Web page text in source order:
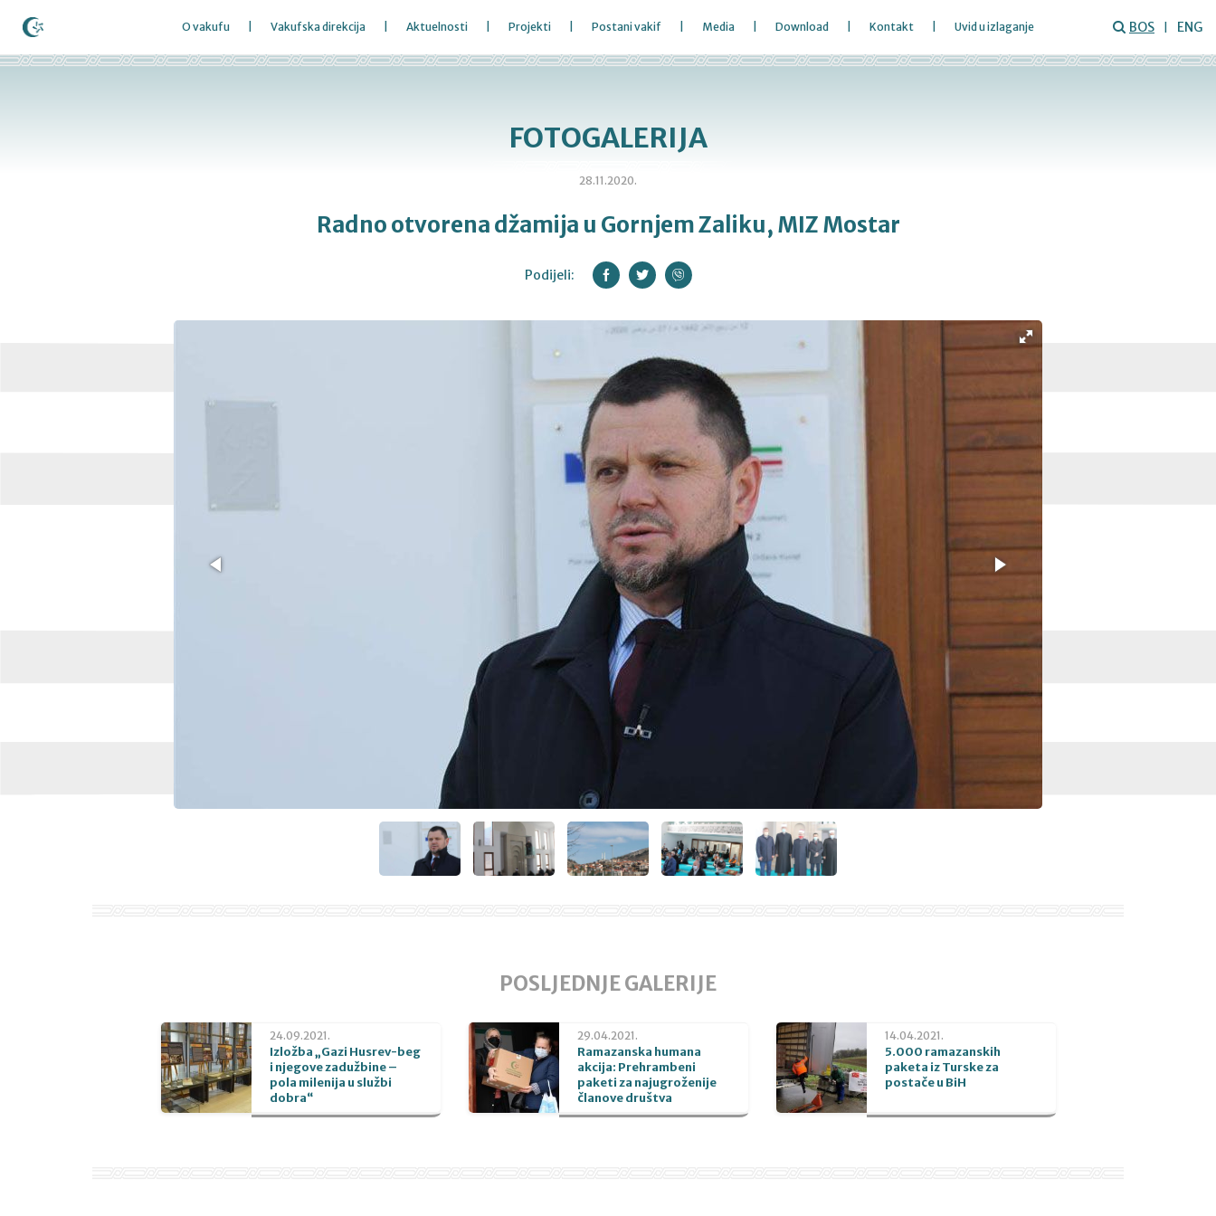
O vakufu Vakufska direkcija Aktuelnosti Projekti Postani vakif Media Download Kontakt Uvid u izlaganje BOS ENG
FOTOGALERIJA
28.11.2020.
Radno otvorena džamija u Gornjem Zaliku, MIZ Mostar
Podijeli:
POSLJEDNJE GALERIJE
24.09.2021.
Izložba „Gazi Husrev-beg
i njegove zadužbine –
pola milenija u službi
dobra“
29.04.2021.
Ramazanska humana
akcija: Prehrambeni
paketi za najugroženije
članove društva
14.04.2021.
5.000 ramazanskih
paketa iz Turske za
postače u BiH